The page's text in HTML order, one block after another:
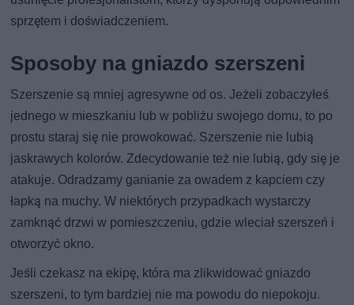
sprzętem i doświadczeniem.
Sposoby na gniazdo szerszeni
Szerszenie są mniej agresywne od os. Jeżeli zobaczyłeś
jednego w mieszkaniu lub w pobliżu swojego domu, to po
prostu staraj się nie prowokować. Szerszenie nie lubią
jaskrawych kolorów. Zdecydowanie też nie lubią, gdy się je
atakuje. Odradzamy ganianie za owadem z kapciem czy
łapką na muchy. W niektórych przypadkach wystarczy
zamknąć drzwi w pomieszczeniu, gdzie wleciał szerszeń i
otworzyć okno.
Jeśli czekasz na ekipę, która ma zlikwidować gniazdo
szerszeni, to tym bardziej nie ma powodu do niepokoju.